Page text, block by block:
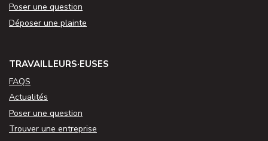
Poser une question
Déposer une plainte
TRAVAILLEURS·EUSES
FAQS
Actualités
Poser une question
Trouver une entreprise